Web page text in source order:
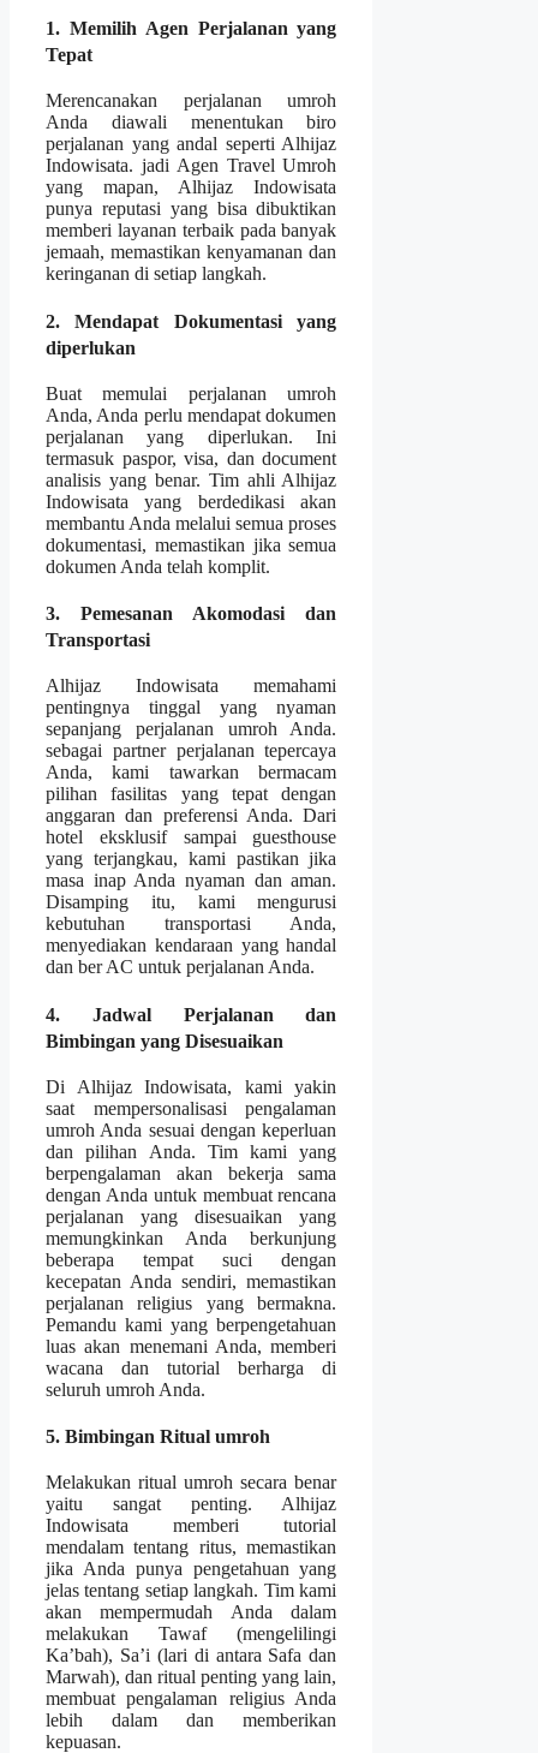
1. Memilih Agen Perjalanan yang
Tepat
Merencanakan perjalanan umroh
Anda diawali menentukan biro
perjalanan yang andal seperti Alhijaz
Indowisata. jadi Agen Travel Umroh
yang mapan, Alhijaz Indowisata
punya reputasi yang bisa dibuktikan
memberi layanan terbaik pada banyak
jemaah, memastikan kenyamanan dan
keringanan di setiap langkah.
2. Mendapat Dokumentasi yang
diperlukan
Buat memulai perjalanan umroh
Anda, Anda perlu mendapat dokumen
perjalanan yang diperlukan. Ini
termasuk paspor, visa, dan document
analisis yang benar. Tim ahli Alhijaz
Indowisata yang berdedikasi akan
membantu Anda melalui semua proses
dokumentasi, memastikan jika semua
dokumen Anda telah komplit.
3. Pemesanan Akomodasi dan
Transportasi
Alhijaz Indowisata memahami
pentingnya tinggal yang nyaman
sepanjang perjalanan umroh Anda.
sebagai partner perjalanan tepercaya
Anda, kami tawarkan bermacam
pilihan fasilitas yang tepat dengan
anggaran dan preferensi Anda. Dari
hotel eksklusif sampai guesthouse
yang terjangkau, kami pastikan jika
masa inap Anda nyaman dan aman.
Disamping itu, kami mengurusi
kebutuhan transportasi Anda,
menyediakan kendaraan yang handal
dan ber AC untuk perjalanan Anda.
4. Jadwal Perjalanan dan
Bimbingan yang Disesuaikan
Di Alhijaz Indowisata, kami yakin
saat mempersonalisasi pengalaman
umroh Anda sesuai dengan keperluan
dan pilihan Anda. Tim kami yang
berpengalaman akan bekerja sama
dengan Anda untuk membuat rencana
perjalanan yang disesuaikan yang
memungkinkan Anda berkunjung
beberapa tempat suci dengan
kecepatan Anda sendiri, memastikan
perjalanan religius yang bermakna.
Pemandu kami yang berpengetahuan
luas akan menemani Anda, memberi
wacana dan tutorial berharga di
seluruh umroh Anda.
5. Bimbingan Ritual umroh
Melakukan ritual umroh secara benar
yaitu sangat penting. Alhijaz
Indowisata memberi tutorial
mendalam tentang ritus, memastikan
jika Anda punya pengetahuan yang
jelas tentang setiap langkah. Tim kami
akan mempermudah Anda dalam
melakukan Tawaf (mengelilingi
Ka’bah), Sa’i (lari di antara Safa dan
Marwah), dan ritual penting yang lain,
membuat pengalaman religius Anda
lebih dalam dan memberikan
kepuasan.